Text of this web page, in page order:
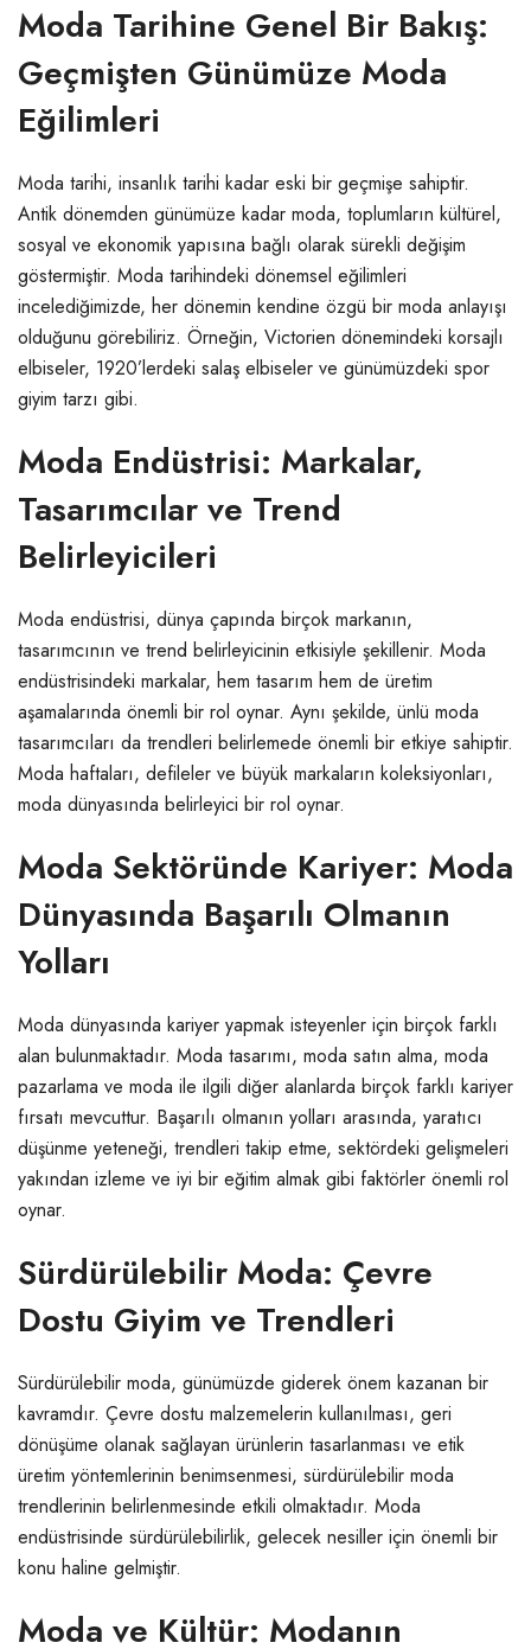
Moda Tarihine Genel Bir Bakış:
Geçmişten Günümüze Moda
Eğilimleri
Moda tarihi, insanlık tarihi kadar eski bir geçmişe sahiptir.
Antik dönemden günümüze kadar moda, toplumların kültürel,
sosyal ve ekonomik yapısına bağlı olarak sürekli değişim
göstermiştir. Moda tarihindeki dönemsel eğilimleri
incelediğimizde, her dönemin kendine özgü bir moda anlayışı
olduğunu görebiliriz. Örneğin, Victorien dönemindeki korsajlı
elbiseler, 1920’lerdeki salaş elbiseler ve günümüzdeki spor
giyim tarzı gibi.
Moda Endüstrisi: Markalar,
Tasarımcılar ve Trend
Belirleyicileri
Moda endüstrisi, dünya çapında birçok markanın,
tasarımcının ve trend belirleyicinin etkisiyle şekillenir. Moda
endüstrisindeki markalar, hem tasarım hem de üretim
aşamalarında önemli bir rol oynar. Aynı şekilde, ünlü moda
tasarımcıları da trendleri belirlemede önemli bir etkiye sahiptir.
Moda haftaları, defileler ve büyük markaların koleksiyonları,
moda dünyasında belirleyici bir rol oynar.
Moda Sektöründe Kariyer: Moda
Dünyasında Başarılı Olmanın
Yolları
Moda dünyasında kariyer yapmak isteyenler için birçok farklı
alan bulunmaktadır. Moda tasarımı, moda satın alma, moda
pazarlama ve moda ile ilgili diğer alanlarda birçok farklı kariyer
fırsatı mevcuttur. Başarılı olmanın yolları arasında, yaratıcı
düşünme yeteneği, trendleri takip etme, sektördeki gelişmeleri
yakından izleme ve iyi bir eğitim almak gibi faktörler önemli rol
oynar.
Sürdürülebilir Moda: Çevre
Dostu Giyim ve Trendleri
Sürdürülebilir moda, günümüzde giderek önem kazanan bir
kavramdır. Çevre dostu malzemelerin kullanılması, geri
dönüşüme olanak sağlayan ürünlerin tasarlanması ve etik
üretim yöntemlerinin benimsenmesi, sürdürülebilir moda
trendlerinin belirlenmesinde etkili olmaktadır. Moda
endüstrisinde sürdürülebilirlik, gelecek nesiller için önemli bir
konu haline gelmiştir.
Moda ve Kültür: Modanın